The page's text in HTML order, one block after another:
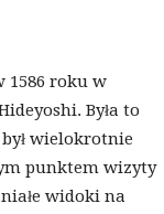
1586 roku w
Była to
wielokrotnie
punktem wizyty
widoki na